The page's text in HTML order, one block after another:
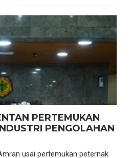
PERTEMUKAN
PENGOLAHAN
usai pertemukan peternak